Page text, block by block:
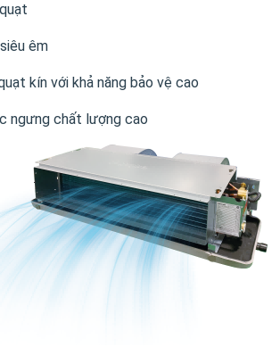
êm
kín với khả năng bảo vệ cao
ngưng chất lượng cao